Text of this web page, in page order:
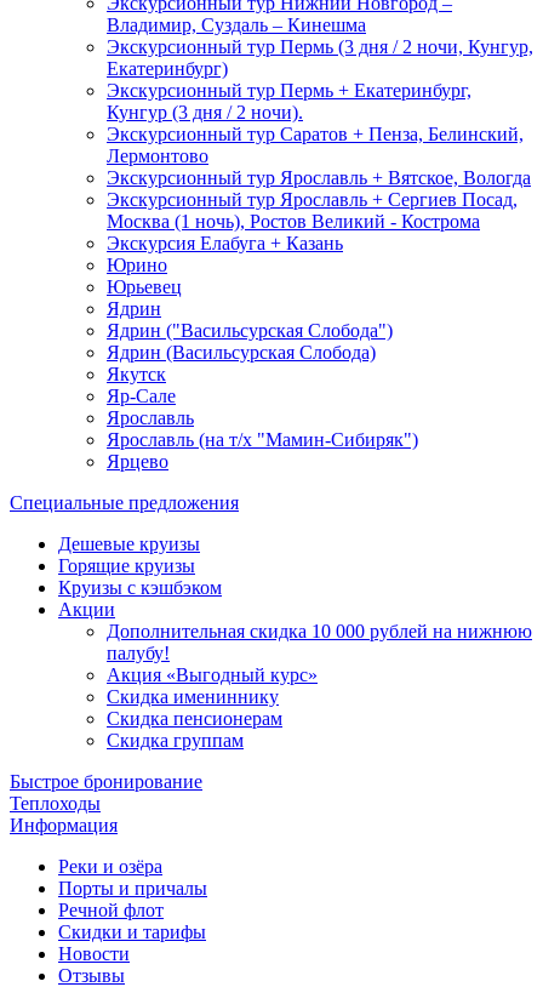
Владимир, Суздаль – Кинешма
Экскурсионный тур Пермь (3 дня / 2 ночи, Кунгур,
Екатеринбург)
Экскурсионный тур Пермь + Екатеринбург,
Кунгур (3 дня / 2 ночи).
Экскурсионный тур Саратов + Пенза, Белинский,
Лермонтово
Экскурсионный тур Ярославль + Вятское, Вологда
Экскурсионный тур Ярославль + Сергиев Посад,
Москва (1 ночь), Ростов Великий - Кострома
Экскурсия Елабуга + Казань
Юрино
Юрьевец
Ядрин
Ядрин ("Васильсурская Слобода")
Ядрин (Васильсурская Слобода)
Якутск
Яр-Сале
Ярославль
Ярославль (на т/х "Мамин-Сибиряк")
Ярцево
Специальные предложения
Дешевые круизы
Горящие круизы
Круизы с кэшбэком
Акции
Дополнительная скидка 10 000 рублей на нижнюю
палубу!
Акция «Выгодный курс»
Скидка имениннику
Скидка пенсионерам
Скидка группам
Быстрое бронирование
Теплоходы
Информация
Реки и озёра
Порты и причалы
Речной флот
Скидки и тарифы
Новости
Отзывы